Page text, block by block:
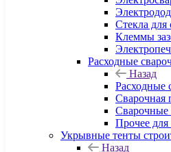
Стекла для
Клеммы
Расходные
Назад
Расходные
Сварочная
Сварочные
Прочее для
Укрывные тенты
Назад